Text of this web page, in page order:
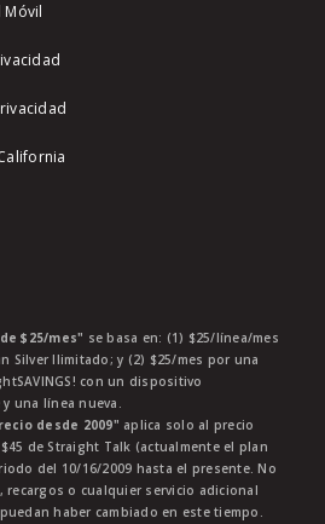
$25/mes" se basa en: (1) $25/línea/mes
Silver Ilimitado; y (2) $25/mes por una
con un dispositivo
una línea nueva.
desde 2009" aplica solo al precio
de Straight Talk (actualmente el plan
del 10/16/2009 hasta el presente. No
recargos o cualquier servicio adicional
haber cambiado en este tiempo.